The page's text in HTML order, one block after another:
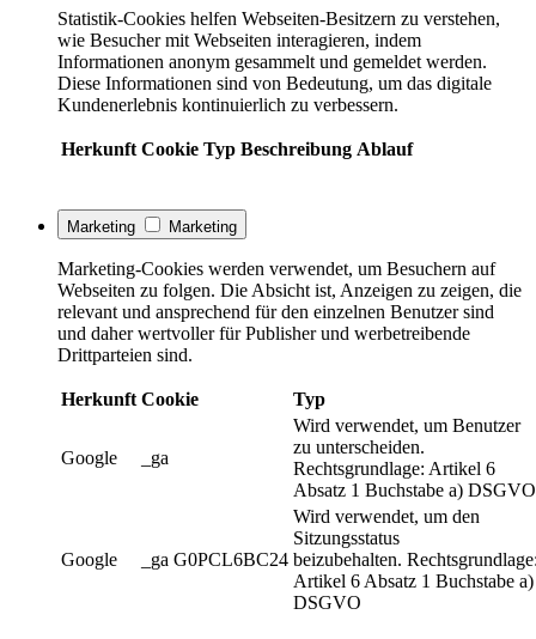
Statistik-Cookies helfen Webseiten-Besitzern zu verstehen,
wie Besucher mit Webseiten interagieren, indem
Informationen anonym gesammelt und gemeldet werden.
Diese Informationen sind von Bedeutung, um das digitale
Kundenerlebnis kontinuierlich zu verbessern.
Herkunft Cookie Typ Beschreibung Ablauf
Marketing Marketing
Marketing-Cookies werden verwendet, um Besuchern auf
Webseiten zu folgen. Die Absicht ist, Anzeigen zu zeigen, die
relevant und ansprechend für den einzelnen Benutzer sind
und daher wertvoller für Publisher und werbetreibende
Drittparteien sind.
Herkunft Cookie Typ
Google _ga
Wird verwendet, um Benutzer
zu unterscheiden.
Rechtsgrundlage: Artikel 6
Absatz 1 Buchstabe a) DSGVO
Google _ga G0PCL6BC24
Wird verwendet, um den
Sitzungsstatus
beizubehalten.
Artikel 6 Absatz 1 Buchstabe a)
DSGVO